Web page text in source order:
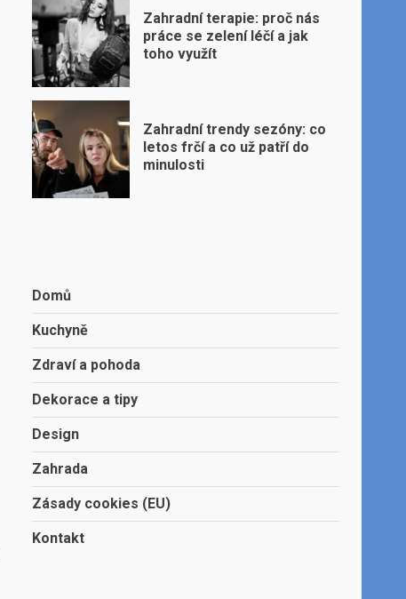
Zahradní terapie: proč nás
práce se zelení léčí a jak
toho využít
Zahradní trendy sezóny: co
letos frčí a co už patří do
minulosti
Domů
Kuchyně
Zdraví a pohoda
Dekorace a tipy
Design
Zahrada
Zásady cookies (EU)
Kontakt